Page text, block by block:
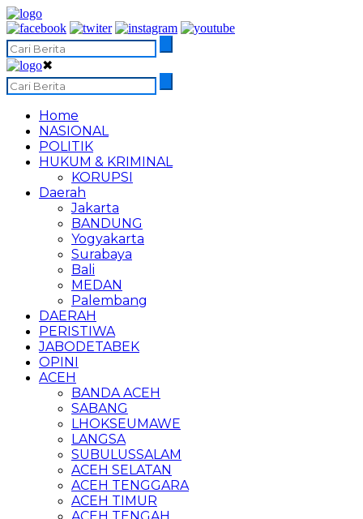
✖
Home
NASIONAL
POLITIK
HUKUM & KRIMINAL
KORUPSI
Daerah
Jakarta
BANDUNG
Yogyakarta
Surabaya
Bali
MEDAN
Palembang
DAERAH
PERISTIWA
JABODETABEK
OPINI
ACEH
BANDA ACEH
SABANG
LHOKSEUMAWE
LANGSA
SUBULUSSALAM
ACEH SELATAN
ACEH TENGGARA
ACEH TIMUR